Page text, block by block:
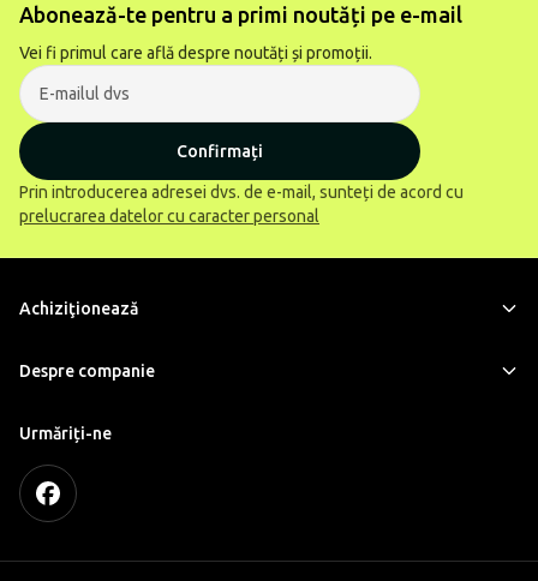
Abonează-te pentru a primi noutăți pe e-mail
Vei fi primul care află despre noutăți și promoții.
Confirmați
Prin introducerea adresei dvs. de e-mail, sunteți de acord cu
prelucrarea datelor cu caracter personal
Achiziţionează
Despre companie
Urmăriți-ne